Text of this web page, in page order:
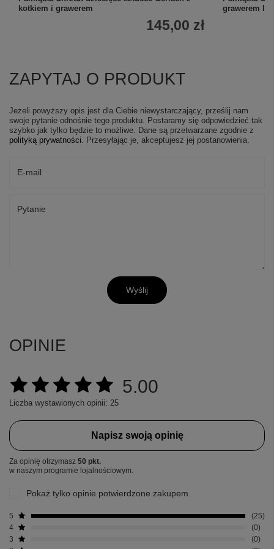
kotkiem i grawerem
145,00 zł
grawerem
ZAPYTAJ O PRODUKT
Jeżeli powyższy opis jest dla Ciebie niewystarczający, prześlij nam
swoje pytanie odnośnie tego produktu. Postaramy się odpowiedzieć tak
szybko jak tylko będzie to możliwe. Dane są przetwarzane zgodnie z
polityką prywatności . Przesyłając je, akceptujesz jej postanowienia.
E-mail
Pytanie
Wyślij
OPINIE
5.00
Liczba wystawionych opinii: 25
Napisz swoją opinię
Za opinię otrzymasz 50 pkt.
w naszym programie lojalnościowym.
Pokaż tylko opinie potwierdzone zakupem
5
25
4
0
3
0